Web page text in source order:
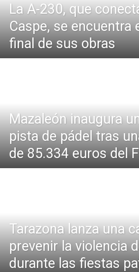
La A-230, que
Caspe, se encuentra
final de sus obras
Mazaleón inaugura
pista de pádel tras
de 85.334 euros del
Tarazona lanza una
prevenir la violencia
durante las fiestas